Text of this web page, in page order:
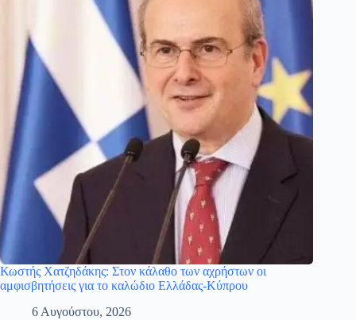
Κωστής Χατζηδάκης: Στον κάλαθο των αχρήστων οι
αμφισβητήσεις για το καλώδιο Ελλάδας-Κύπρου
6 Αυγούστου, 2026